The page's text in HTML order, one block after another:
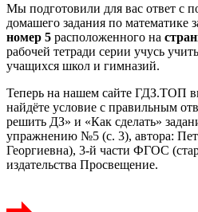
Мы подготовили для вас ответ c
домашего задания по математике
номер 5 расположенного на
рабочей тетради серии учусь
учащихся школ и гимназий.
Теперь на нашем сайте ГДЗ.ТОП
найдёте условие с правильным
решить ДЗ» и «Как сделать»
упражнению №5 (с. 3), автора:
Георгиевна), 3-й части ФГОС
издательства Просвещение.